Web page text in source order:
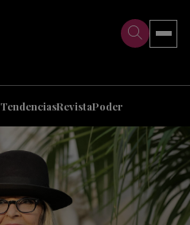
TendenciasRevistaPoder